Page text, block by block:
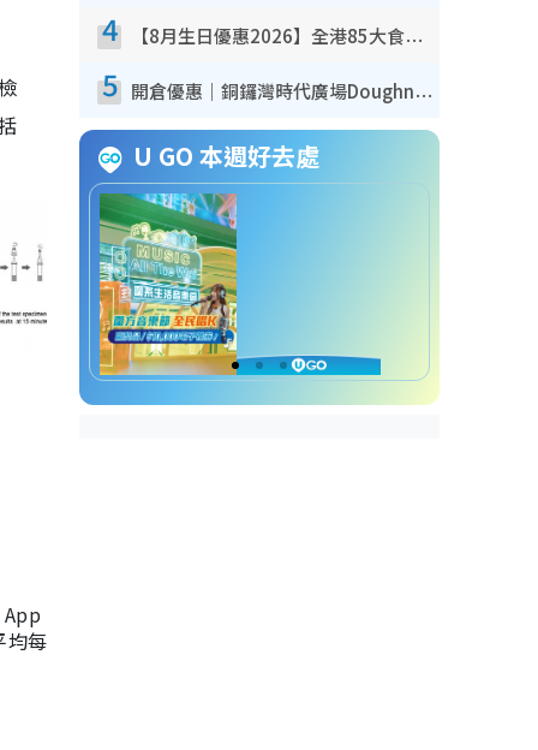
均每
4 【8月生日優惠2026】全港85大食買玩著數攻略 自助餐/火鍋放題同行免費＋誠品/DONKI送現金券
5 開倉優惠｜銅鑼灣時代廣場Doughnut/Campo Marzio開倉低至1折！背囊、書包、手袋劈價$200起
U GO 本週好去處